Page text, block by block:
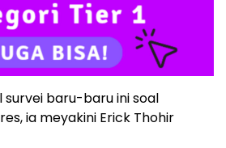
survei baru-baru ini soal
ia meyakini Erick Thohir